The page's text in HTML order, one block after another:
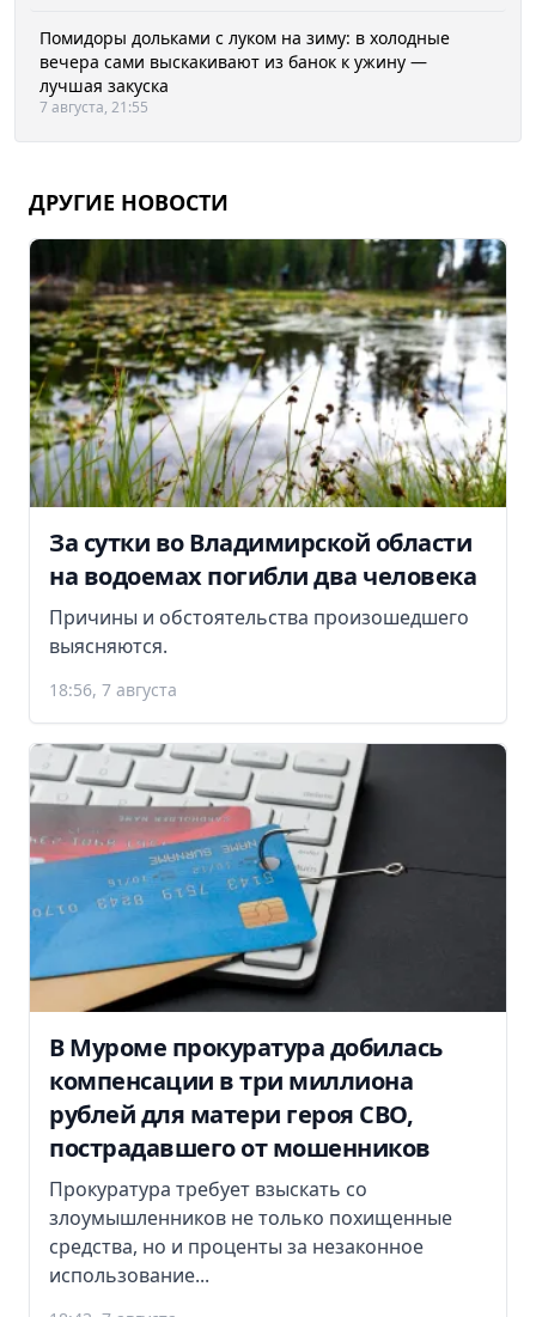
Помидоры дольками с луком на зиму: в холодные
вечера сами выскакивают из банок к ужину —
лучшая закуска
7 августа, 21:55
ДРУГИЕ НОВОСТИ
За сутки во Владимирской области
на водоемах погибли два человека
Причины и обстоятельства произошедшего
выясняются.
18:56, 7 августа
В Муроме прокуратура добилась
компенсации в три миллиона
рублей для матери героя СВО,
пострадавшего от мошенников
Прокуратура требует взыскать со
злоумышленников не только похищенные
средства, но и проценты за незаконное
использование...